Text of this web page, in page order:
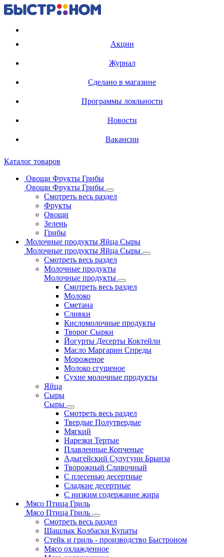
Акции
Журнал
Сделано в магазине
Программы лояльности
Новости
Вакансии
Каталог товаров
Овощи Фрукты Грибы
Овощи Фрукты Грибы
Смотреть весь раздел
Фрукты
Овощи
Зелень
Грибы
Молочные продукты Яйца Сыры
Молочные продукты Яйца Сыры
Смотреть весь раздел
Молочные продукты
Молочные продукты
Смотреть весь раздел
Молоко
Сметана
Сливки
Кисломолочные продукты
Творог Сырки
Йогурты Десерты Коктейли
Масло Маргарин Спреды
Мороженое
Молоко сгущеное
Сухие молочные продукты
Яйца
Сыры
Сыры
Смотреть весь раздел
Твердые Полутвердые
Мягкий
Нарезки Тертые
Плавленные Копченые
Адыгейский Сулугуни Брынза
Творожный Сливочный
С плесенью десертные
Сладкие десертные
С низким содержание жира
Мясо Птица Гриль
Мясо Птица Гриль
Смотреть весь раздел
Шашлык Колбаски Купаты
Стейк и гриль - производство Быстроном
Мясо охлажденное